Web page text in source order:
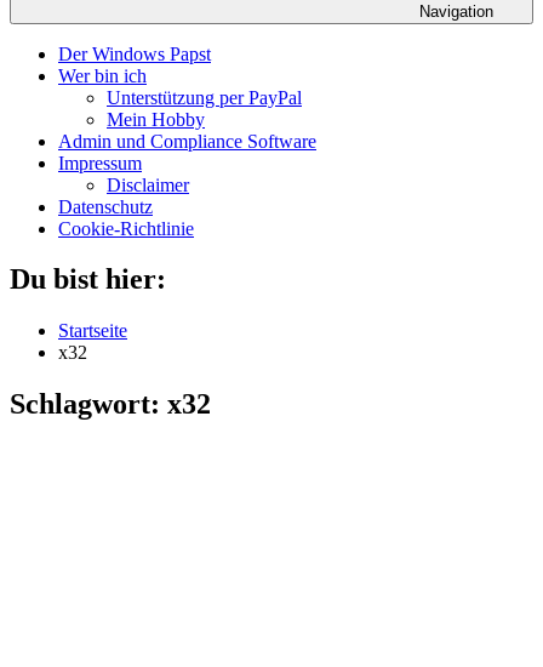
Navigation
Der Windows Papst
Wer bin ich
Unterstützung per PayPal
Mein Hobby
Admin und Compliance Software
Impressum
Disclaimer
Datenschutz
Cookie-Richtlinie
Du bist hier:
Startseite
x32
Schlagwort: x32